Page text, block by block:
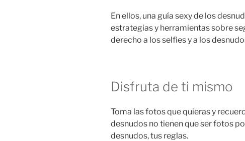
En ellos, una guía sexy de los
estrategias y herramientas sobre
derecho a los selfies y a los
Disfruta de ti mismo
Toma las fotos que quieras y
desnudos no tienen que ser fotos
desnudos, tus reglas.